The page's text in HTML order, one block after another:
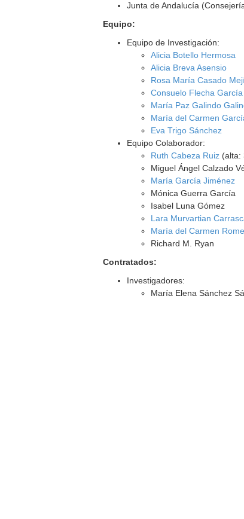
Junta de Andalucía
Equipo:
Equipo de Investigación:
Alicia Botello Hermosa
Alicia Breva Asensio
Rosa María Casado
Consuelo Flecha García
María Paz Galindo
María del Carmen
Eva Trigo Sánchez
Equipo Colaborador:
Ruth Cabeza Ruiz (alta:
Miguel Ángel Calzado
María García Jiménez
Mónica Guerra García
Isabel Luna Gómez
Lara Murvartian
María del Carmen
Richard M. Ryan
Contratados:
Investigadores:
María Elena Sánchez